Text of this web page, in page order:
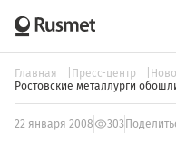
Главная Пресс-центр
Ростовские металлурги
22 января 2008 303